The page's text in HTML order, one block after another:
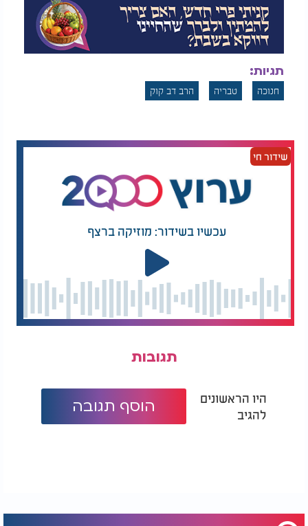
תגיות:
חנוכה טבריה הרב דב קוק
שידור חי
עכשיו בשידור: מוזיקה ברצף
תגובות
היו הראשונים
להגיב
הוסף תגובה